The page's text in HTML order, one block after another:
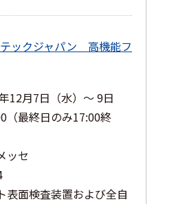
ックジャパン 高機能フ
月7日（水）～ 9日
（最終日のみ17:00終
ッセ
面検査装置および全自